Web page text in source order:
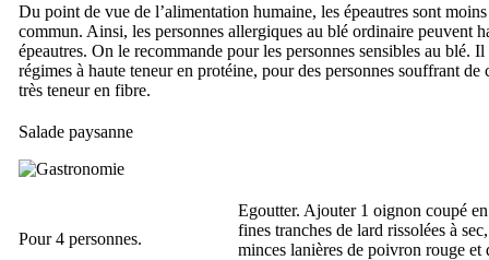
Du point de vue de l’alimentation humaine, les épeautres sont
commun. Ainsi, les personnes allergiques au blé ordinaire peuvent
épeautres. On le recommande pour les personnes sensibles au blé.
régimes à haute teneur en protéine, pour des personnes souffrant de
très teneur en fibre.
Salade paysanne
Pour 4 personnes.
Egoutter. Ajouter 1 oignon coupé
fines tranches de lard rissolées à
minces lanières de poivron rouge et